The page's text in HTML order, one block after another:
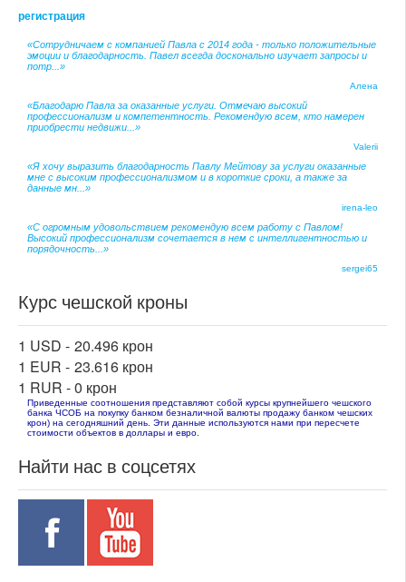
регистрация
«Сотрудничаем с компанией Павла с 2014 года - только положительные
эмоции и благодарность. Павел всегда досконально изучает запросы и
потр...»
Алена
«Благодарю Павла за оказанные услуги. Отмечаю высокий
профессионализм и компетентность. Рекомендую всем, кто намерен
приобрести недвижи...»
Valerii
«Я хочу выразить благодарность Павлу Мейтову за услуги оказанные
мне с высоким профессионализмом и в короткие сроки, а также за
данные мн...»
irena-leo
«С огромным удовольствием рекомендую всем работу с Павлом!
Высокий профессионализм сочетается в нем с интеллигентностью и
порядочность...»
sergei65
Курс чешской кроны
1 USD - 20.496 крон
1 EUR - 23.616 крон
1 RUR -0 крон
Приведенные соотношения представляют собой курсы крупнейшего чешского
банка ЧСОБ на покупку банком безналичной валюты продажу банком чешских
крон) на сегодняшний день. Эти данные используются нами при пересчете
стоимости объектов в доллары и евро.
Найти нас в соцсетях